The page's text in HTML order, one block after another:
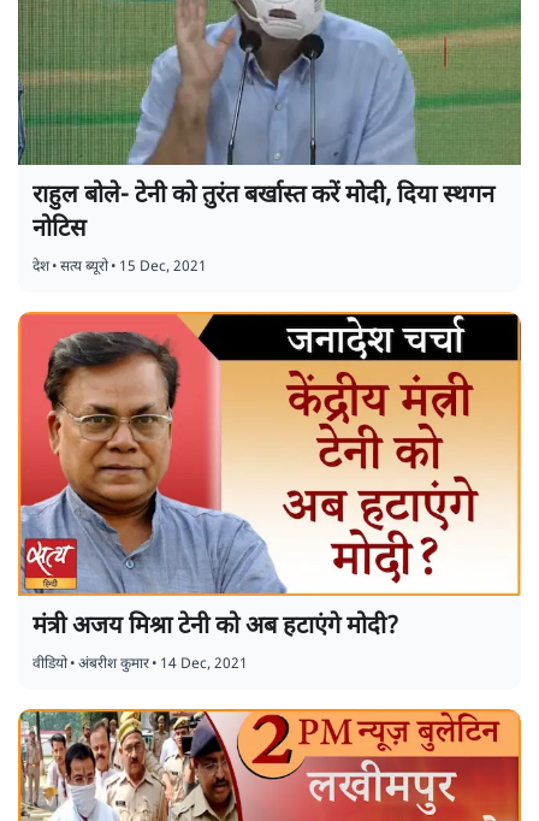
राहुल बोले- टेनी को तुरंत बर्खास्त करें मोदी, दिया स्थगन
नोटिस
देश•सत्य ब्यूरो• 15 Dec, 2021
मंत्री अजय मिश्रा टेनी को अब हटाएंगे मोदी?
वीडियो•अंबरीश कुमार• 14 Dec, 2021